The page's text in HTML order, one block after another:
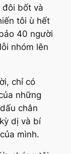
đôi bốt và
tôi ù hết
40 người
nhóm lên
chỉ có
những
chân
dị và bí
mình.